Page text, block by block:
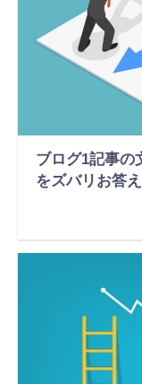
ブログ1記事の
をズバリお答